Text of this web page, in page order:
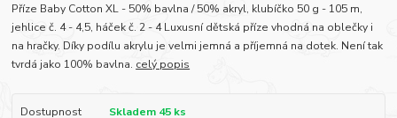
Příze Baby Cotton XL - 50% bavlna / 50% akryl, klubíčko 50 g - 105 m,
jehlice č. 4 - 4,5, háček č. 2 - 4 Luxusní dětská příze vhodná na oblečky i
na hračky. Díky podílu akrylu je velmi jemná a příjemná na dotek. Není tak
tvrdá jako 100% bavlna. celý popis
Dostupnost Skladem 45 ks